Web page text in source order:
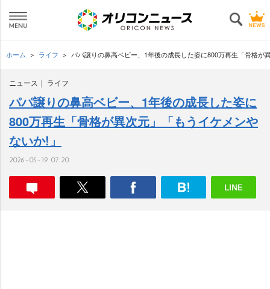
ホーム ライフ パパ譲りの鼻高ベビー、1年後の成長した姿に800万再生「骨格が
ニュース ライフ
パパ譲りの鼻高ベビー、1年後の成長した姿に
800万再生「骨格が異次元」「もうイケメン
ないか!」
2026-05-19 07:20